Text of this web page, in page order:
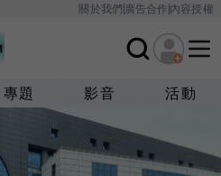
關於我們廣告合作內容授權
專題 影音 活動